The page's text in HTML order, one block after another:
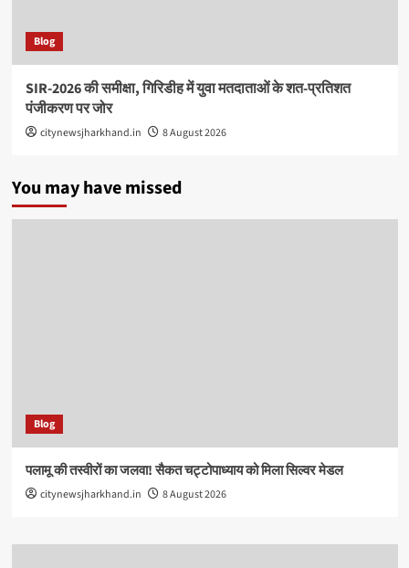
Blog
SIR-2026 की समीक्षा, गिरिडीह में युवा मतदाताओं के शत-प्रतिशत
पंजीकरण पर जोर
citynewsjharkhand.in 8 August 2026
You may have missed
Blog
पलामू की तस्वीरों का जलवा! सैकत चट्टोपाध्याय को मिला सिल्वर मेडल
citynewsjharkhand.in 8 August 2026